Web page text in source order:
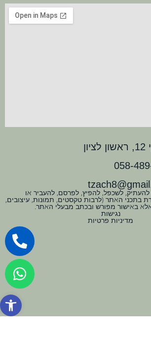
פתח
להעתיק, לשכפל, להפיץ, לפרסם, להעביר או
האתר (לרבות טקסטים, תמונות, עיצובים,
באישור מפורש ובכתב מבעלי האתר.
נגישות
מדיניות פרטיות